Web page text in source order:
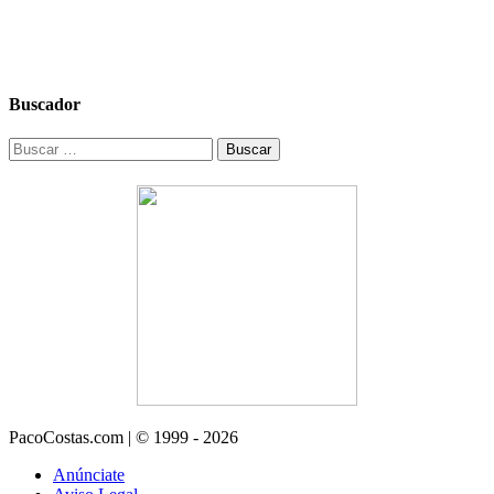
Buscador
Buscar:
PacoCostas.com | © 1999 - 2026
Anúnciate